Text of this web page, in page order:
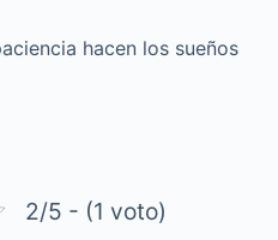
hacen los sueños
2/5 - (1 voto)